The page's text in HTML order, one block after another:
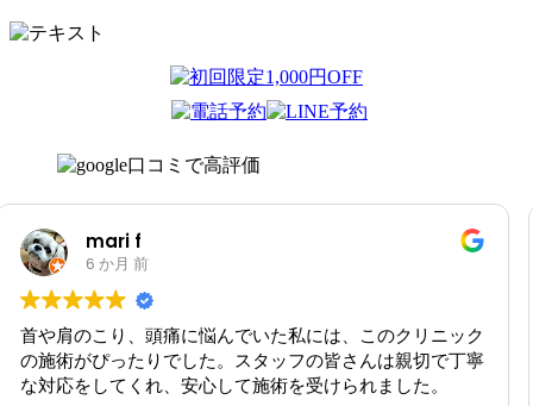
N I
7 か月 前
施術を受けて、強さがちょうど良く安心できました。親切
で丁寧な対応がとても印象的でした。説明も分かりやす
く、姿勢改善や首・肩のこりが軽くなったのを実感してい